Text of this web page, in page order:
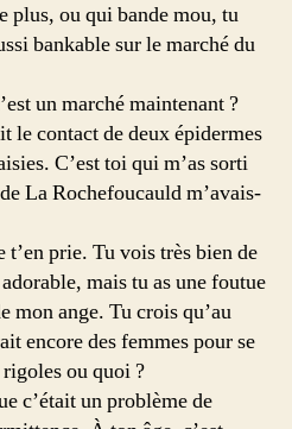
plus, ou qui bande mou, tu
bankable sur le marché du
un marché maintenant ?
le contact de deux épidermes
C’est toi qui m’as sorti
La Rochefoucauld m’avais-
prie. Tu vois très bien de
mais tu as une foutue
mon ange. Tu crois qu’au
encore des femmes pour se
ou quoi ?
c’était un problème de